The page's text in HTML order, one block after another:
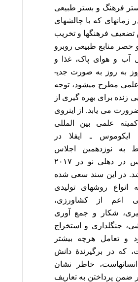
فرهنگ و بستر طبیعی
زمانه­ای که با چالش­های
فرهنگ­ها و تخریب
حصر منابع طبیعی روبرو
و هوای پاک، غذا و
تولیدات سالم روز به روز به صورت جدی­
مطرح می­شود، توجه
زنده برای بهره گیری از
می یابد. از این­روی
علمی بین المللی
ـ ایفلا در
به نوزدهمین اجلاس
عمومی ایکوموس در دهلی نو در ۲۰۱۷
در این سند سعی شده
انواع روش­های تولیدی
اعم از کشاورزی،
شکار و جمع آوری
جنگلداری و استخراج
و تعامل هرچه بیشتر
که در برگیرندۀ دانش
خاطر نشان
ضمن پرداختن به تعاریف